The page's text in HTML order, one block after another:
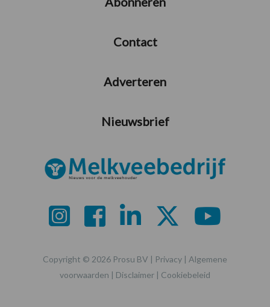
Contact
Adverteren
Nieuwsbrief
Copyright © 2026 Prosu BV | Privacy | Algemene
voorwaarden | Disclaimer | Cookiebeleid